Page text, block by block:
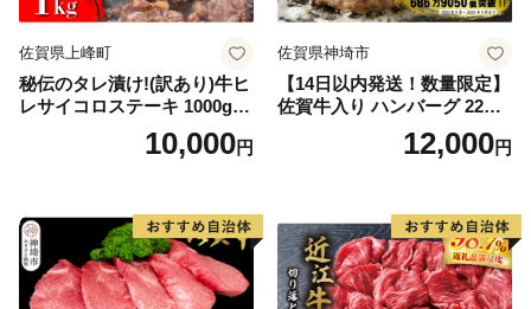
佐賀県上峰町
秘伝のタレ漬け!(訳あり)牛ヒ
レサイコロステーキ 1000g
10,000円
佐賀県神埼市
【14日以内発送！数量限定】
佐賀牛入り ハンバーグ 22個
2.6kg(120g×22個)【佐賀牛
黒毛和牛 ブランド牛 九州 ハ
気】(H083106)
12,000円